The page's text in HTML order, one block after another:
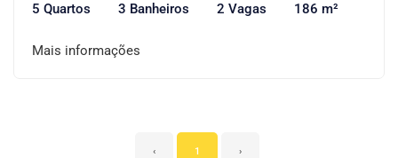
5 Quartos 3 Banheiros 2 Vagas 186 m²
Mais informações
‹ 1 ›